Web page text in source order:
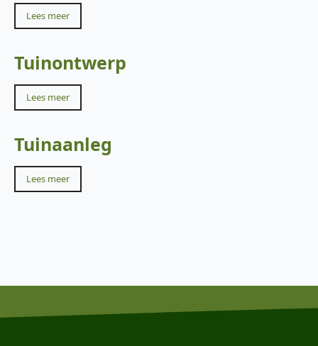
Lees meer
Tuinontwerp
Lees meer
Tuinaanleg
Lees meer